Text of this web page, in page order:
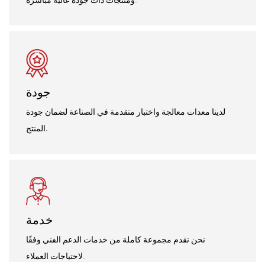
جودة
لدينا معدات معالجة واختبار متقدمة في الصناعة لضمان جودة
المنتج.
خدمة
نحن نقدم مجموعة كاملة من خدمات الدعم الفني وفقًا
لاحتياجات العملاء.